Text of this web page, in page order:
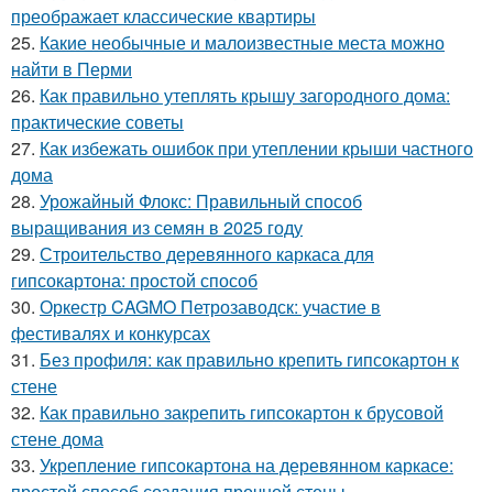
преображает классические квартиры
25. Какие необычные и малоизвестные места можно
найти в Перми
26. Как правильно утеплять крышу загородного дома:
практические советы
27. Как избежать ошибок при утеплении крыши частного
дома
28. Урожайный Флокс: Правильный способ
выращивания из семян в 2025 году
29. Строительство деревянного каркаса для
гипсокартона: простой способ
30. Оркестр CAGMO Петрозаводск: участие в
фестивалях и конкурсах
31. Без профиля: как правильно крепить гипсокартон к
стене
32. Как правильно закрепить гипсокартон к брусовой
стене дома
33. Укрепление гипсокартона на деревянном каркасе: